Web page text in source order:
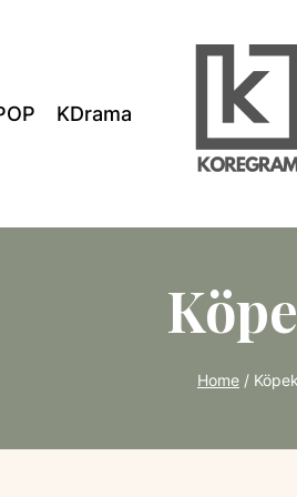
KDrama
Home / Köpek